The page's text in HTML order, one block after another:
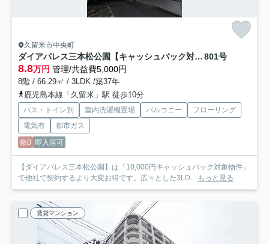
久留米市中央町
ダイアパレス三本松公園【キャッシュバック対象の物件】 801号
8.8万円 管理/共益費5,000円
8階 / 66.29㎡ / 3LDK /築37年
鹿児島本線「久留米」駅 徒歩10分
バス・トイレ別 室内洗濯機置場 バルコニー
フローリング
電気有
都市ガス
敷0 即入居可
【ダイアパレス三本松公園】は「10,000円キャッシュバック対象物件」
で他社で契約するより大変お得です。広々とした3LD... もっと見る
賃貸マンション